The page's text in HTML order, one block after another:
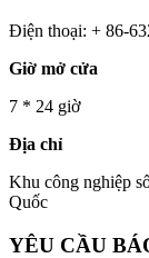
Điện thoại: + 86-
Giờ mở cửa
7 * 24 giờ
Địa chỉ
Khu công nghiệp
Quốc
YÊU CẦU